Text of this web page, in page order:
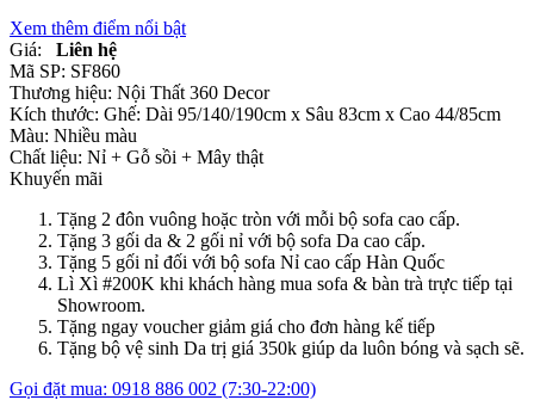
Xem thêm điểm nổi bật
Giá:
Liên hệ
Mã SP: SF860
Thương hiệu: Nội Thất 360 Decor
Kích thước: Ghế: Dài 95/140/190cm x Sâu 83cm x Cao 44/85cm
Màu: Nhiều màu
Chất liệu: Nỉ + Gỗ sồi + Mây thật
Khuyến mãi
Tặng 2 đôn vuông hoặc tròn với mỗi bộ sofa cao cấp.
Tặng 3 gối da & 2 gối nỉ với bộ sofa Da cao cấp.
Tặng 5 gối nỉ đối với bộ sofa Nỉ cao cấp Hàn Quốc
Lì Xì #200K khi khách hàng mua sofa & bàn trà trực tiếp tại
Showroom.
Tặng ngay voucher giảm giá cho đơn hàng kế tiếp
Tặng bộ vệ sinh Da trị giá 350k giúp da luôn bóng và sạch sẽ.
Gọi đặt mua: 0918 886 002 (7:30-22:00)